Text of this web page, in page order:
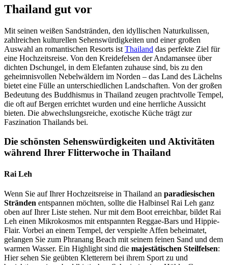
Thailand gut vor
Mit seinen weißen Sandstränden, den idyllischen Naturkulissen,
zahlreichen kulturellen Sehenswürdigkeiten und einer großen
Auswahl an romantischen Resorts ist Thailand das perfekte Ziel für
eine Hochzeitsreise. Von den Kreidefelsen der Andamansee über
dichten Dschungel, in dem Elefanten zuhause sind, bis zu den
geheimnisvollen Nebelwäldern im Norden – das Land des Lächelns
bietet eine Fülle an unterschiedlichen Landschaften. Von der großen
Bedeutung des Buddhismus in Thailand zeugen prachtvolle Tempel,
die oft auf Bergen errichtet wurden und eine herrliche Aussicht
bieten. Die abwechslungsreiche, exotische Küche trägt zur
Faszination Thailands bei.
Die schönsten Sehenswürdigkeiten und Aktivitäten
während Ihrer Flitterwoche in Thailand
Rai Leh
Wenn Sie auf Ihrer Hochzeitsreise in Thailand an paradiesischen
Stränden entspannen möchten, sollte die Halbinsel Rai Leh ganz
oben auf Ihrer Liste stehen. Nur mit dem Boot erreichbar, bildet Rai
Leh einen Mikrokosmos mit entspannten Reggae-Bars und Hippie-
Flair. Vorbei an einem Tempel, der verspielte Affen beheimatet,
gelangen Sie zum Phranang Beach mit seinem feinen Sand und dem
warmen Wasser. Ein Highlight sind die majestätischen Steilfelsen:
Hier sehen Sie geübten Kletterern bei ihrem Sport zu und